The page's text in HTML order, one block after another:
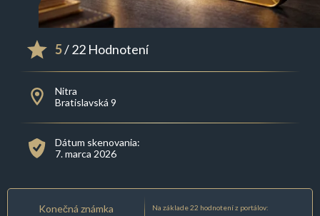
5/ 22 Hodnotení
Nitra
Bratislavská 9
Dátum skenovania:
7. marca 2026
Konečná známka Na základe 22 hodnotení z portálov: